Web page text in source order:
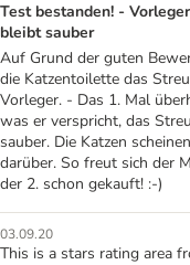
Test bestanden! -
bleibt sauber
Auf Grund der guten
die Katzentoilette das
Vorleger. - Das 1. Mal
was er verspricht, das
sauber. Die Katzen
darüber. So freut sich der
der 2. schon gekauft! :-)
03.09.20
This is a stars rating area